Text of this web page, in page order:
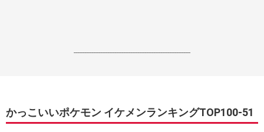
------------------------------------------------------------------
かっこいいポケモン イケメンランキングTOP100-51